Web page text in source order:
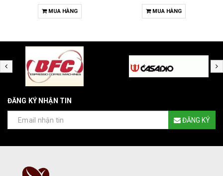
MUA HÀNG MUA HÀNG
ĐĂNG KÝ NHẬN TIN
ĐĂNG KÝ